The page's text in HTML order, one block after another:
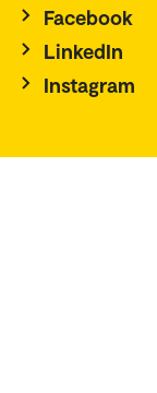
Facebook
LinkedIn
Instagram